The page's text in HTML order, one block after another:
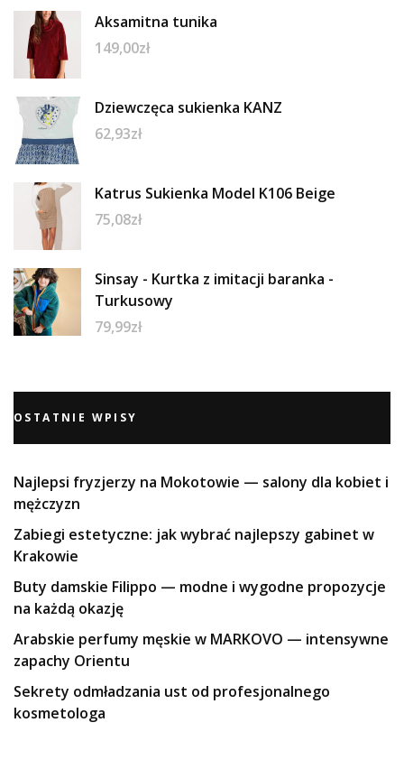
Aksamitna tunika
149,00zł
Dziewczęca sukienka KANZ
62,93zł
Katrus Sukienka Model K106 Beige
75,08zł
Sinsay - Kurtka z imitacji baranka -
Turkusowy
79,99zł
OSTATNIE WPISY
Najlepsi fryzjerzy na Mokotowie — salony dla kobiet i
mężczyzn
Zabiegi estetyczne: jak wybrać najlepszy gabinet w
Krakowie
Buty damskie Filippo — modne i wygodne propozycje
na każdą okazję
Arabskie perfumy męskie w MARKOVO — intensywne
zapachy Orientu
Sekrety odmładzania ust od profesjonalnego
kosmetologa